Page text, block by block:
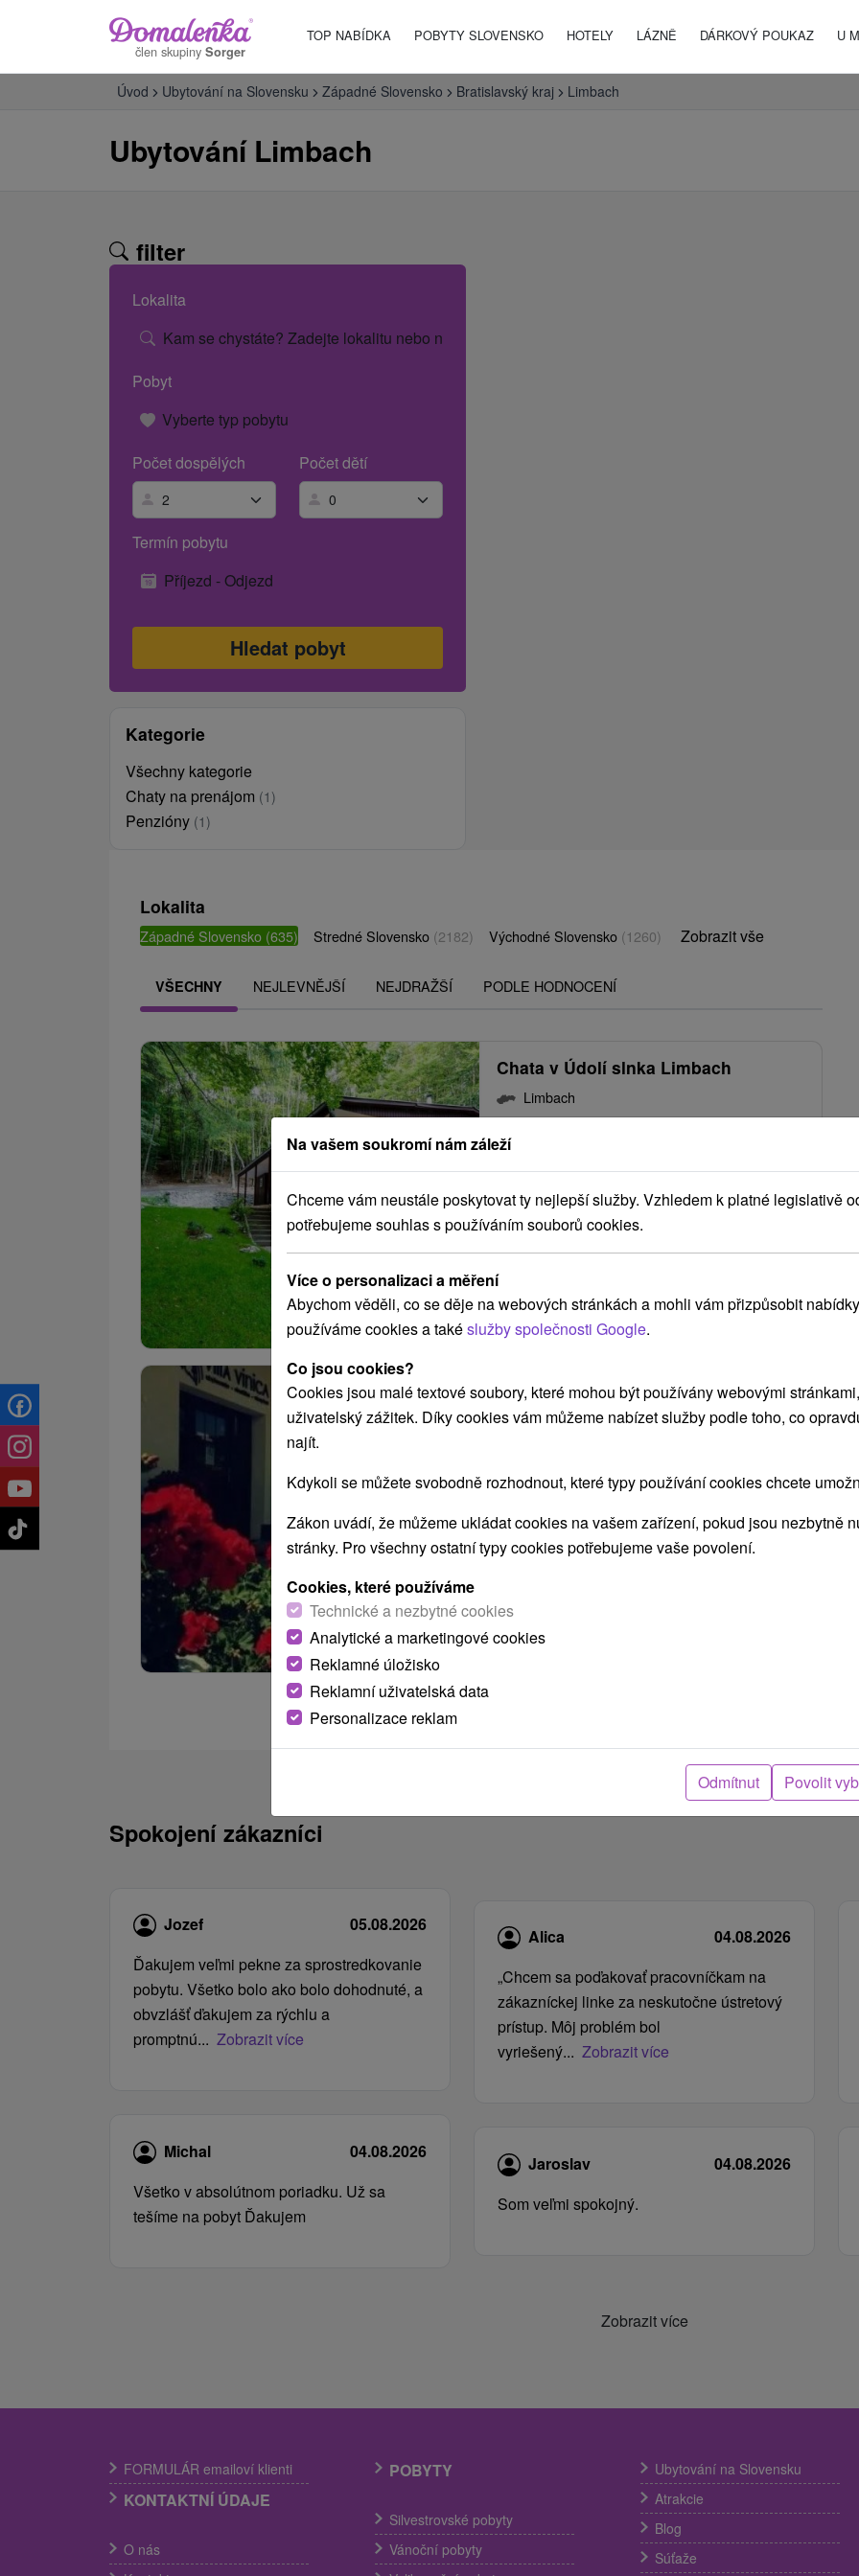
člen skupiny Sorger
TOP NABÍDKA POBYTY SLOVENSKO HOTELY LÁZNĚ DÁRKOVÝ POUKAZ U
Úvod Ubytování na Slovensku Západné Slovensko Bratislavský kraj Limbach
Ubytování Limbach
filter
Lokalita
Kam se chystáte? Zadejte lokalitu nebo název hotelu.
Pobyt
Vyberte typ pobytu
Počet dospělých
Počet dětí
Termín pobytu
Příjezd - Odjezd
Kategorie
Všechny kategorie
Chaty na prenájom (1)
Penzióny (1)
Lokalita
Západné Slovensko (635) Stredné Slovensko (2182) Východné Slovensko (1260) Zobrazit vše
VŠECHNY NEJLEVNĚJŠÍ NEJDRAŽŠÍ PODLE HODNOCENÍ
Chata v Údolí slnka Limbach
Limbach
Slnečnom údolí neďaleko obce Limbach, ponúka...
ZOBRAZIT
Villa Vinica Limbach
Limbach
ponúka útulné ubytovanie v piatich...
Spokojení zákazníci
Jozef
05.08.2026
Ďakujem veľmi pekne za sprostredkovanie
pobytu. Všetko bolo ako bolo dohodnuté, a
obvzlášť ďakujem za rýchlu a
promptnú... Zobrazit více
Michal
04.08.2026
Všetko v absolútnom poriadku. Už sa
tešíme na pobyt Ďakujem
Alica
04.08.2026
„Chcem sa poďakovať pracovníčkam na
zákazníckej linke za neskutočne ústretový
prístup. Môj problém bol
vyriešený... Zobrazit více
Jaroslav
04.08.2026
Som veľmi spokojný.
Zobrazit více
FORMULÁR emailoví klienti
KONTAKTNÍ ÚDAJE
O nás
POBYTY
Silvestrovské pobyty
Vánoční pobyty
Ubytování na Slovensku
Atrakcie
Blog
Súťaže
Na vašem soukromí nám záleží
Chceme vám neustále poskytovat ty nejlepší služby. Vzhledem k platné legislativě
potřebujeme souhlas s používáním souborů cookies.
Více o personalizaci a měření
Abychom věděli, co se děje na webových stránkách a mohli vám přizpůsobit
používáme cookies a takéslužby společnosti Google.
Co jsou cookies?
Cookies jsou malé textové soubory, které mohou být používány webovými
uživatelský zážitek. Díky cookies vám můžeme nabízet služby podle toho, co
najít.
Kdykoli se můžete svobodně rozhodnout, které typy používání cookies chcete
Zákon uvádí, že můžeme ukládat cookies na vašem zařízení, pokud jsou nezbytně
stránky. Pro všechny ostatní typy cookies potřebujeme vaše povolení.
Cookies, které používáme
Technické a nezbytné cookies
Analytické a marketingové cookies
Reklamné úložisko
Reklamní uživatelská data
Personalizace reklam
Odmítnut Povolit